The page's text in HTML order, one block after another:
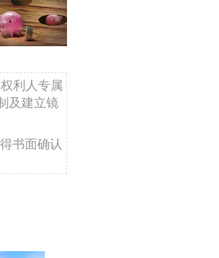
利人专属
及建立镜
得书面确认